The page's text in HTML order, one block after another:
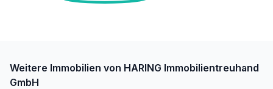
Weitere Immobilien von HARING Immobilientreuhand
GmbH